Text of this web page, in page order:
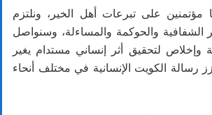
مؤتمنين على تبرعات أهل الخير، ونلتزم
الشفافية والحوكمة والمساءلة، وسنواصل
وإخلاص لتحقيق أثر إنساني مستدام يغير
رسالة الكويت الإنسانية في مختلف أنحاء